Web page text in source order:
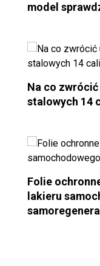
model
Na co
stalowych 14
Folie
lakieru